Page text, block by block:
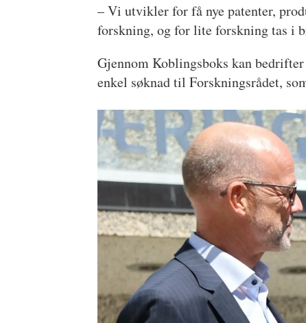
– Vi utvikler for få nye patenter,
forskning, og for lite forskning tas i
Gjennom Koblingsboks kan
enkel søknad til Forskningsrådet,